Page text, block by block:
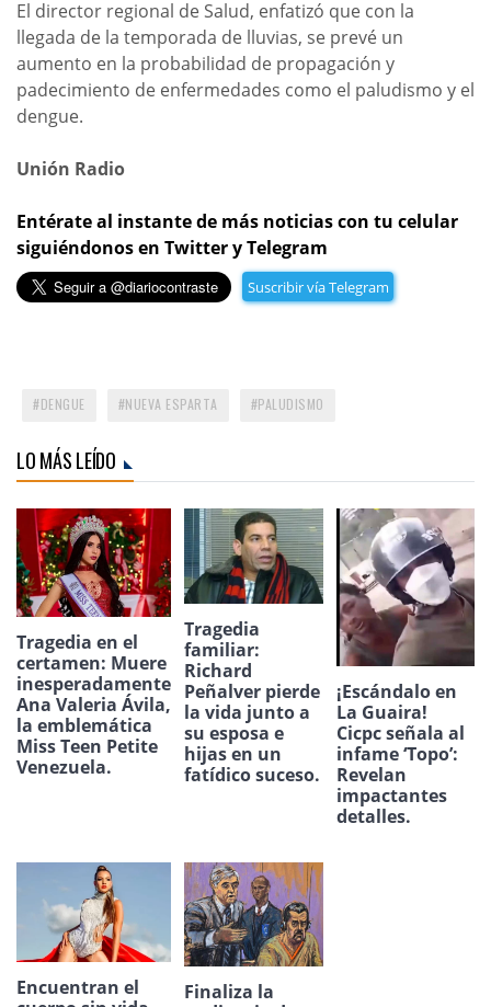
El director regional de Salud, enfatizó que con la
llegada de la temporada de lluvias, se prevé un
aumento en la probabilidad de propagación y
padecimiento de enfermedades como el paludismo y el
dengue.
Unión Radio
Entérate al instante de más noticias con tu celular
siguiéndonos en Twitter y Telegram
Suscribir vía Telegram
DENGUE NUEVA ESPARTA PALUDISMO
LO MÁS LEÍDO
Tragedia en el
certamen: Muere
inesperadamente
Ana Valeria Ávila,
la emblemática
Miss Teen Petite
Venezuela.
Tragedia
familiar:
Richard
Peñalver pierde
la vida junto a
su esposa e
hijas en un
fatídico suceso.
¡Escándalo en
La Guaira!
Cicpc señala al
infame ‘Topo’:
Revelan
impactantes
detalles.
Encuentran el
Finaliza la